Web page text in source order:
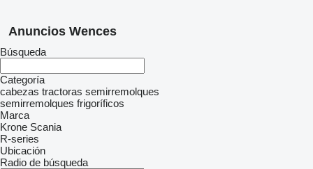
Anuncios Wences
Búsqueda
Categoría
cabezas tractoras semirremolques
semirremolques frigoríficos
Marca
Krone Scania
R-series
Ubicación
Radio de búsqueda